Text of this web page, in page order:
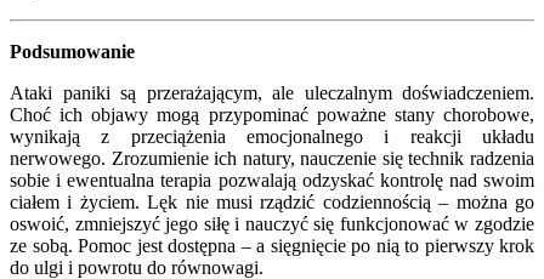
Podsumowanie
Ataki paniki są przerażającym, ale uleczalnym doświadczeniem.
Choć ich objawy mogą przypominać poważne stany chorobowe,
wynikają z przeciążenia emocjonalnego i reakcji układu
nerwowego. Zrozumienie ich natury, nauczenie się technik radzenia
sobie i ewentualna terapia pozwalają odzyskać kontrolę nad swoim
ciałem i życiem. Lęk nie musi rządzić codziennością – można go
oswoić, zmniejszyć jego siłę i nauczyć się funkcjonować w zgodzie
ze sobą. Pomoc jest dostępna – a sięgnięcie po nią to pierwszy krok
do ulgi i powrotu do równowagi.